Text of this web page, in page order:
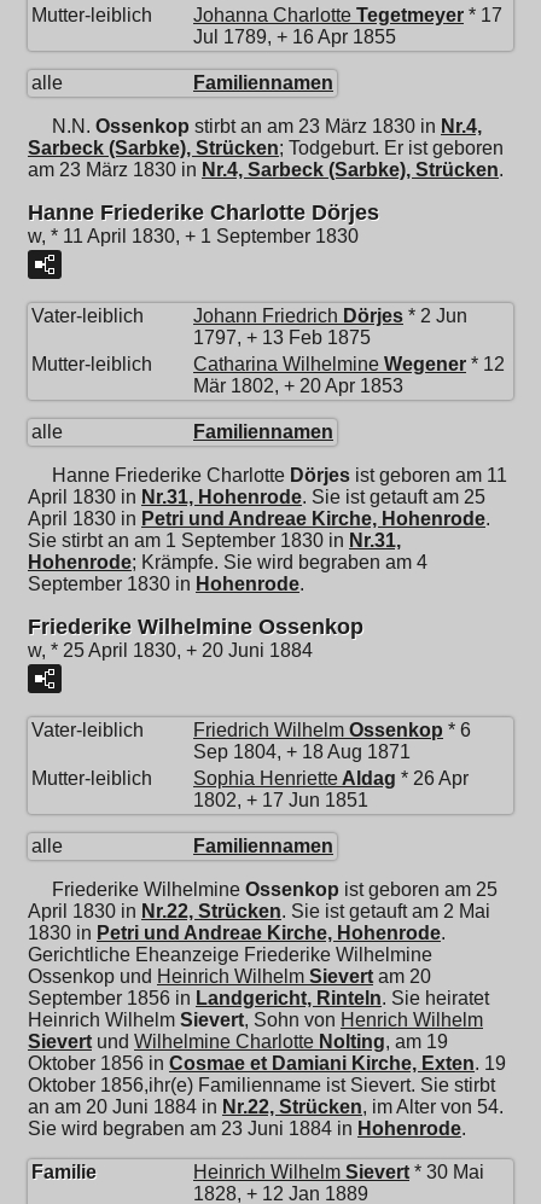
Mutter-leiblich
Johanna Charlotte Tegetmeyer * 17
Jul 1789, + 16 Apr 1855
alle Familiennamen
N.N. Ossenkop stirbt an am 23 März 1830 in Nr.4,
Sarbeck (Sarbke), Strücken; Todgeburt. Er ist geboren
am 23 März 1830 in Nr.4, Sarbeck (Sarbke), Strücken.
Hanne Friederike Charlotte Dörjes
w, * 11 April 1830, + 1 September 1830
Vater-leiblich Johann Friedrich Dörjes * 2 Jun
1797, + 13 Feb 1875
Mutter-leiblich
Catharina Wilhelmine Wegener * 12
Mär 1802, + 20 Apr 1853
alle Familiennamen
Hanne Friederike Charlotte Dörjes ist geboren am 11
April 1830 in Nr.31, Hohenrode. Sie ist getauft am 25
April 1830 in Petri und Andreae Kirche, Hohenrode.
Sie stirbt an am 1 September 1830 in Nr.31,
Hohenrode; Krämpfe. Sie wird begraben am 4
September 1830 in Hohenrode.
Friederike Wilhelmine Ossenkop
w, * 25 April 1830, + 20 Juni 1884
Vater-leiblich Friedrich Wilhelm Ossenkop * 6
Sep 1804, + 18 Aug 1871
Mutter-leiblich
Sophia Henriette Aldag * 26 Apr
1802, + 17 Jun 1851
alle Familiennamen
Friederike Wilhelmine Ossenkop ist geboren am 25
April 1830 in Nr.22, Strücken. Sie ist getauft am 2 Mai
1830 in Petri und Andreae Kirche, Hohenrode.
Gerichtliche Eheanzeige Friederike Wilhelmine
Ossenkop und Heinrich Wilhelm Sievert am 20
September 1856 in Landgericht, Rinteln. Sie heiratet
Heinrich Wilhelm Sievert, Sohn von Henrich Wilhelm
Sievert und Wilhelmine Charlotte Nolting, am 19
Oktober 1856 in Cosmae et Damiani Kirche, Exten. 19
Oktober 1856,ihr(e) Familienname ist Sievert. Sie stirbt
an am 20 Juni 1884 in Nr.22, Strücken, im Alter von 54.
Sie wird begraben am 23 Juni 1884 in Hohenrode.
Familie Heinrich Wilhelm Sievert * 30 Mai
1828, + 12 Jan 1889